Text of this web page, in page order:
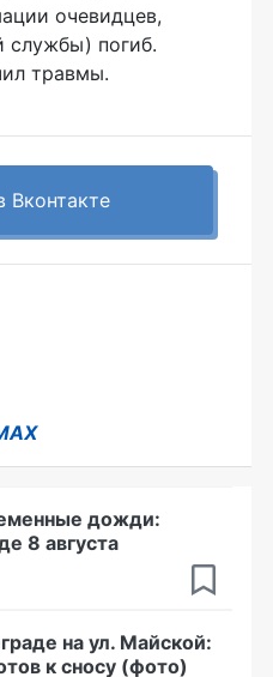
очевидцев,
службы) погиб.
травмы.
Вконтакте
дожди:
8 августа
на ул. Майской:
к сносу (фото)